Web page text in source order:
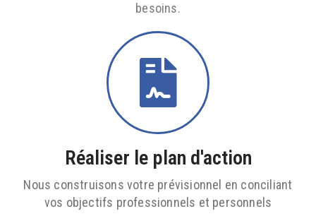
besoins.
Réaliser le plan d'action
Nous construisons votre prévisionnel en conciliant
vos objectifs professionnels et personnels